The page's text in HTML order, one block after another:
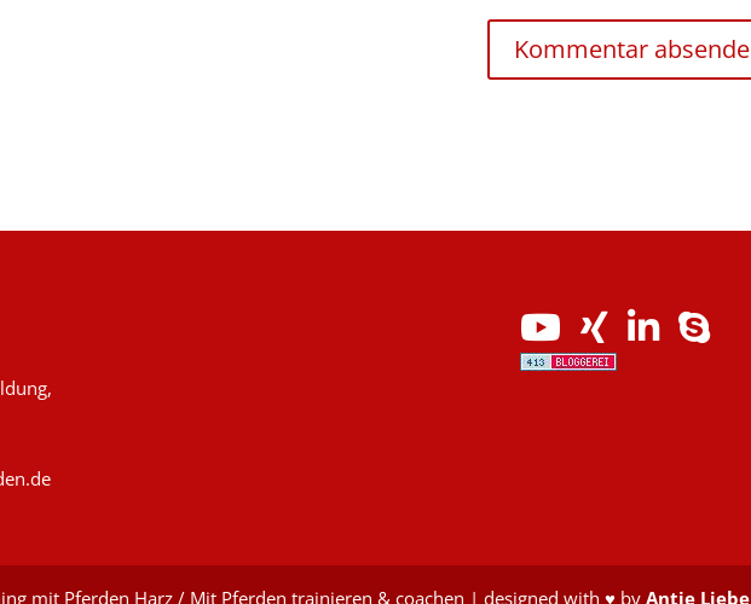
mit Pferden Harz / Mit Pferden trainieren & coachen | designed with ♥ byAntje Liebe